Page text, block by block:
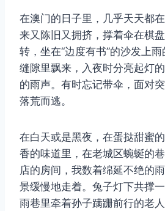
在澳门的日子里，几乎天天都
来又陈旧又拥挤，撑着伞在棋
转，坐在“边度有书”的沙发上
缝隙里飘来，入夜时分亮起灯
的雨声。有时忘记带伞，面对
落荒而逃。
在白天或是黑夜，在蛋挞甜蜜
香的味道里，在老城区蜿蜒的
店的房间，我数着绵延不绝的
景缓慢地走着。兔子灯下共撑
雨巷里牵着孙子蹒跚前行的老
取消